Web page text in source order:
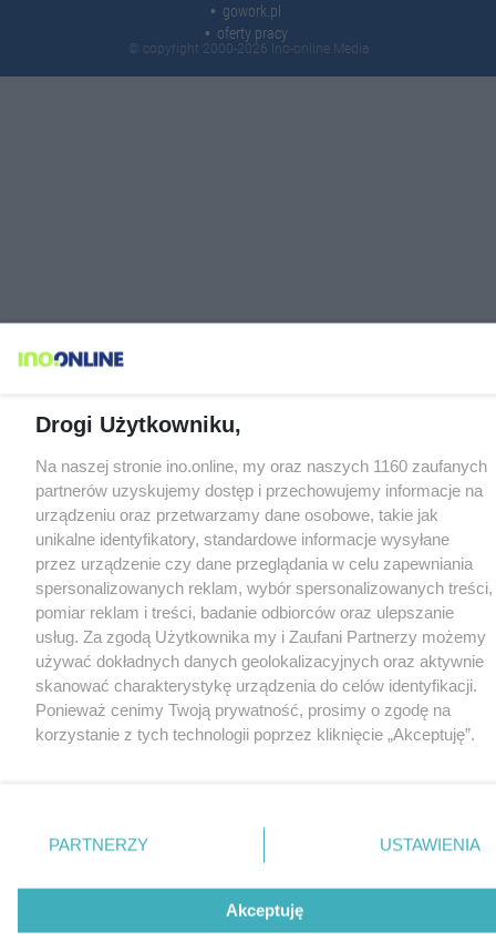
gowork.pl
oferty pracy
© copyright 2000-2026 Ino-online Media
Drogi Użytkowniku,
Na naszej stronie ino.online, my oraz naszych 1160 zaufanych
partnerów uzyskujemy dostęp i przechowujemy informacje na
urządzeniu oraz przetwarzamy dane osobowe, takie jak
unikalne identyfikatory, standardowe informacje wysyłane
przez urządzenie czy dane przeglądania w celu zapewniania
spersonalizowanych reklam, wybór spersonalizowanych treści,
pomiar reklam i treści, badanie odbiorców oraz ulepszanie
usług. Za zgodą Użytkownika my i Zaufani Partnerzy możemy
używać dokładnych danych geolokalizacyjnych oraz aktywnie
skanować charakterystykę urządzenia do celów identyfikacji.
Ponieważ cenimy Twoją prywatność, prosimy o zgodę na
korzystanie z tych technologii poprzez kliknięcie „Akceptuję”.
nie wymagają zgody użytkownika, ale masz prawo sprzeciwić
się takiemu przetwarzaniu. Preferencje będą miały
Zapoznaj się z poniższymi informacjami, abyś mógł świadomie
PARTNERZY USTAWIENIA
Akceptuję